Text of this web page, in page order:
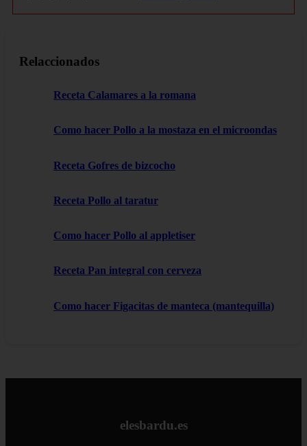
Relaccionados
Receta Calamares a la romana
Como hacer Pollo a la mostaza en el microondas
Receta Gofres de bizcocho
Receta Pollo al taratur
Como hacer Pollo al appletiser
Receta Pan integral con cerveza
Como hacer Figacitas de manteca (mantequilla)
elesbardu.es